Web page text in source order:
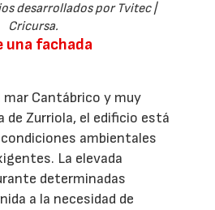
desarrollados por Tvitec |
Cricursa.
una fachada
Cantábrico y muy
de Zurriola, el edificio está
ambientales
La elevada
determinadas
a la necesidad de